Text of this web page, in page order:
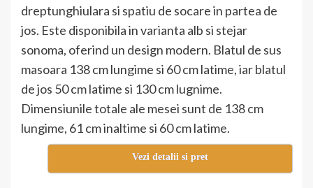
dreptunghiulara si spatiu de socare in partea de
jos. Este disponibila in varianta alb si stejar
sonoma, oferind un design modern. Blatul de sus
masoara 138 cm lungime si 60 cm latime, iar blatul
de jos 50 cm latime si 130 cm lugnime.
Dimensiunile totale ale mesei sunt de 138 cm
lungime, 61 cm inaltime si 60 cm latime.
Vezi detalii si pret